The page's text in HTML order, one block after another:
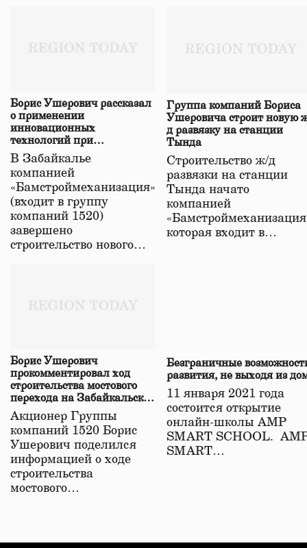
Борис Ушерович рассказал
о применении
инновационных
технологий при
строительстве нового моста
в Забайкалье
В Забайкалье
компанией
«Бамстроймеханизация»
(входит в группу
компаний 1520)
завершено
строительство нового…
Группа компаний Бориса
Ушеровича строит новую
д развязку на станции
Тында
Строительство ж/д
развязки на станции
Тында начато
компанией
которая входит в…
Борис Ушерович
прокомментировал ход
строительства мостового
перехода на Забайкальской
железной дороге
Акционер Группы
компаний 1520 Борис
Ушерович поделился
информацией о ходе
строительства
мостового…
Безграничные
развития, не выходя из
11 января 2021 года
состоится открытие
онлайн-школы АМР
SMART SCHOOL.
SMART…